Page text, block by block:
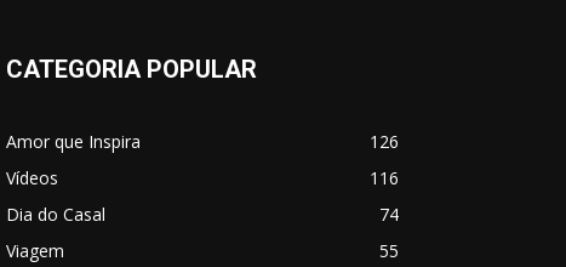
CATEGORIA POPULAR
Amor que Inspira
126
Vídeos
116
Dia do Casal
74
Viagem
55